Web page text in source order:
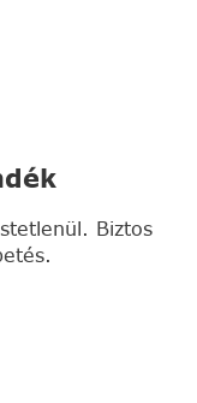
Biztos